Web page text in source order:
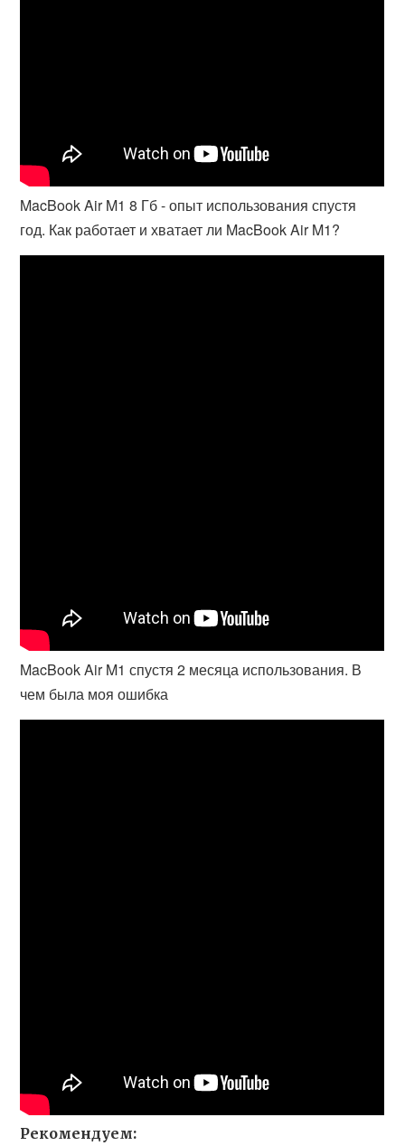
MacBook Air M1 8 Гб - опыт использования спустя
год. Как работает и хватает ли MacBook Air M1?
MacBook Air M1 спустя 2 месяца использования. В
чем была моя ошибка
Рекомендуем: